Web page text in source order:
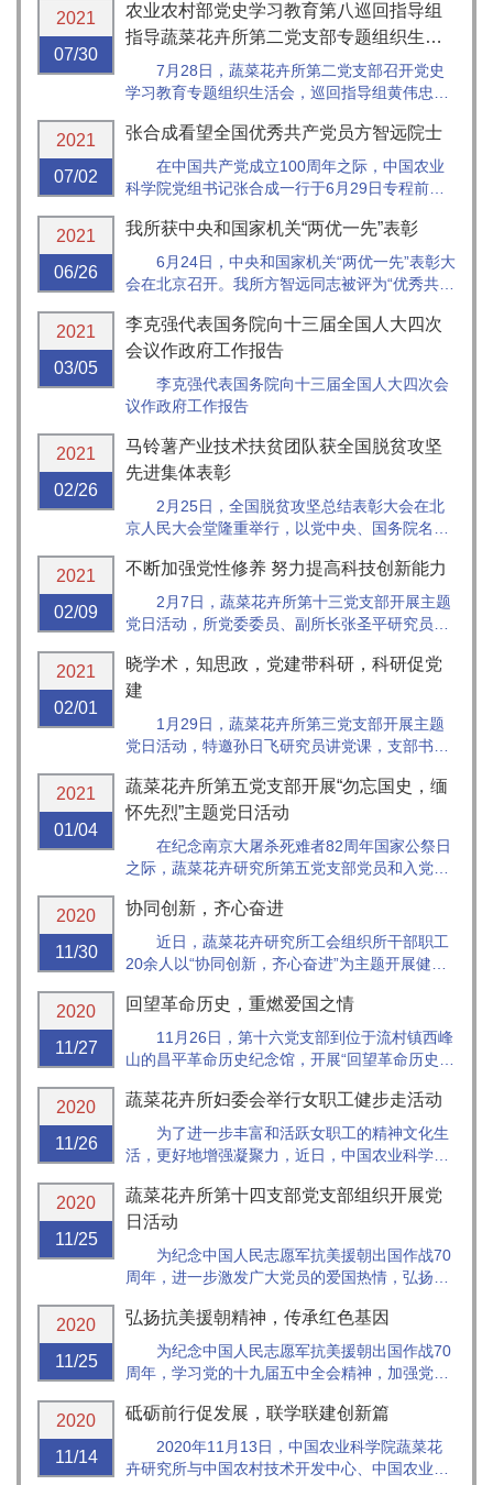
织赴首都博物馆参观《伟大征程——庆祝中国共
产党成立100周年特展》。
2021
07/30
农业农村部党史学习教育第八巡回指导组
指导蔬菜花卉所第二党支部专题组织生活
7月28日，蔬菜花卉所第二党支部召开党史
学习教育专题组织生活会，巡回指导组黄伟忠组
合成同志以普通党员身份参加。会议由第二党支
部书记张扬勇主持。
2021
07/02
张合成看望全国优秀共产党员方智远院士
在中国共产党成立100周年之际，中国农业
科学院党组书记张合成一行于6月29日专程前往
党员”荣誉称号获得者方智远院士。
2021
06/26
我所获中央和国家机关“两优一先”表彰
6月24日，中央和国家机关“两优一先”表彰大
会在北京召开。我所方智远同志被评为“优秀共产
2021
03/05
李克强代表国务院向十三届全国人大四次
会议作政府工作报告
李克强代表国务院向十三届全国人大四次会
议作政府工作报告
2021
02/26
马铃薯产业技术扶贫团队获全国脱贫攻坚
先进集体表彰
2月25日，全国脱贫攻坚总结表彰大会在北
京人民大会堂隆重举行，以党中央、国务院名义
体进行表彰。中共中央总书记、国家主席、中央
军委主席习近平向全国脱贫攻坚楷模荣誉称号获
得者颁奖并发表重要讲话，庄严宣告...
2021
02/09
不断加强党性修养 努力提高科技创新能力
2月7日，蔬菜花卉所第十三党支部开展主题
党日活动，所党委委员、副所长张圣平研究员
题讲党课，支部书记徐东辉主持会议。
2021
02/01
晓学术，知思政，党建带科研，科研促党
建
1月29日，蔬菜花卉所第三党支部开展主题
党日活动，特邀孙日飞研究员讲党课，支部书记
2021
01/04
蔬菜花卉所第五党支部开展“勿忘国史，缅
怀先烈”主题党日活动
在纪念南京大屠杀死难者82周年国家公祭日
之际，蔬菜花卉研究所第五党支部党员和入党积
到北京延庆区平北抗日战争纪念馆开展“勿忘国
史，缅怀先烈”主题党日活动，旨在重温红色经
典，缅怀革命先烈，传承革命精神。
2020
11/30
协同创新，齐心奋进
近日，蔬菜花卉研究所工会组织所干部职工
20余人以“协同创新，齐心奋进”为主题开展健步
伴着冬日的暖阳，活动人员从所外美丽的柳
荫大道向西出发，途径研究生院、饲料所、环发
所、院西门、信息所、...
2020
11/27
回望革命历史，重燃爱国之情
11月26日，第十六党支部到位于流村镇西峰
山的昌平革命历史纪念馆，开展“回望革命历史，
加。
2020
11/26
蔬菜花卉所妇委会举行女职工健步走活动
为了进一步丰富和活跃女职工的精神文化生
活，更好地增强凝聚力，近日，中国农业科学院
奥林匹克森林公园开展了“科学抗疫，健康前
行”秋游健步走活动。
2020
11/25
蔬菜花卉所第十四支部党支部组织开展党
日活动
为纪念中国人民志愿军抗美援朝出国作战70
周年，进一步激发广大党员的爱国热情，弘扬爱
党支部开展党日活动，组织观看抗美援朝主题电
影《金刚川》，党委书记周霞以普通党员身份参
加。
2020
11/25
弘扬抗美援朝精神，传承红色基因
为纪念中国人民志愿军抗美援朝出国作战70
周年，学习党的十九届五中全会精神，加强党的
历史，奋勇前行”为主题的党日活动。
2020
11/14
砥砺前行促发展，联学联建创新篇
2020年11月13日，中国农业科学院蔬菜花
卉研究所与中国农村技术开发中心、中国农业科